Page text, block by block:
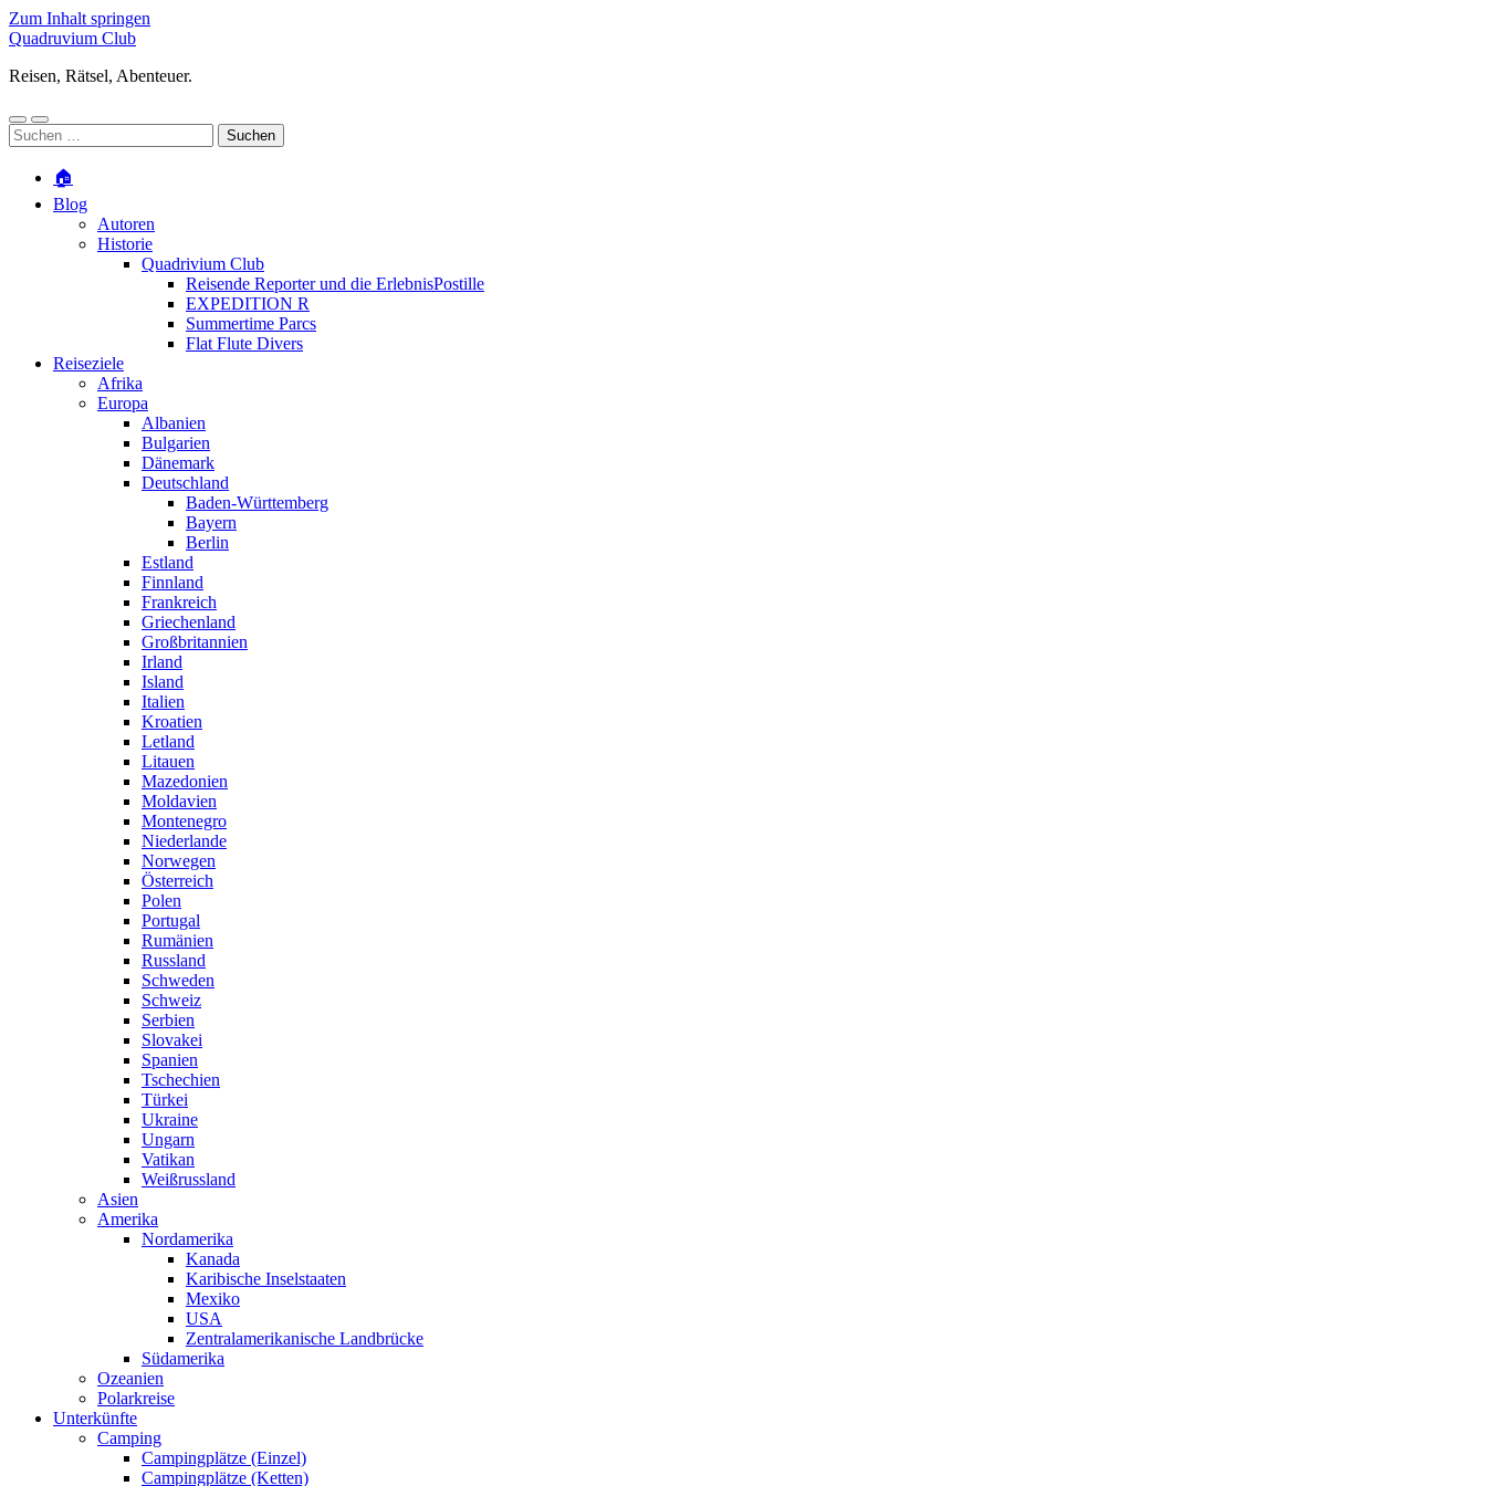
Zum Inhalt springen
Quadruvium Club
Reisen, Rätsel, Abenteuer.
Mobile-
Menü
Suchfeld
ein-/ausblenden
Suchen
nach:
🏠
Blog
Autoren
Historie
Quadrivium Club
Reisende Reporter und die ErlebnisPostille
EXPEDITION R
Summertime Parcs
Flat Flute Divers
Reiseziele
Afrika
Europa
Albanien
Bulgarien
Dänemark
Deutschland
Baden-Württemberg
Bayern
Berlin
Estland
Finnland
Frankreich
Griechenland
Großbritannien
Irland
Island
Italien
Kroatien
Letland
Litauen
Mazedonien
Moldavien
Montenegro
Niederlande
Norwegen
Österreich
Polen
Portugal
Rumänien
Russland
Schweden
Schweiz
Serbien
Slovakei
Spanien
Tschechien
Türkei
Ukraine
Ungarn
Vatikan
Weißrussland
Asien
Amerika
Nordamerika
Kanada
Karibische Inselstaaten
Mexiko
USA
Zentralamerikanische Landbrücke
Südamerika
Ozeanien
Polarkreise
Unterkünfte
Camping
Campingplätze (Einzel)
Campingplätze (Ketten)